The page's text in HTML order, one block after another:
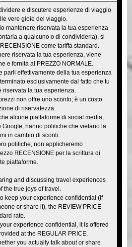
e discutere esperienze di viaggio
vere gioie del viaggio.
mantenere riservata la tua esperienza
a qualcuno o di condividerla), si
come tariffa standard.
riservata la tua esperienza, viene
e fornita al PREZZO NORMALE.
parli effettivamente della tua esperienza
esclusivamente dal fatto che tu
la tua esperienza.
non offre uno sconto; è un costo
di riservatezza.
alcune piattaforme di social media,
Google, hanno politiche che vietano la
in cambio di sconti.
politiche, non applicheremo
RECENSIONE per la scrittura di
piattaforme.
and discussing travel experiences
the true joys of travel.
keep your experience confidential (if
or share it), the REVIEW PRICE
rate.
experience confidential, it is offered
at the REGULAR PRICE.
you actually talk about or share